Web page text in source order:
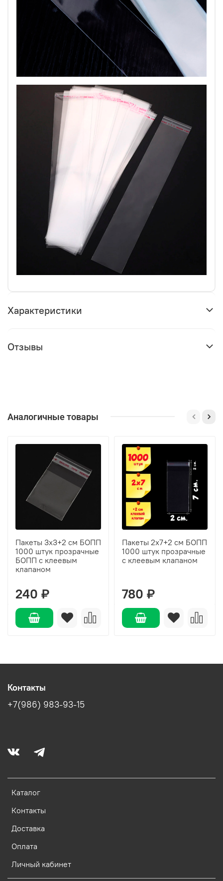
Характеристики
Отзывы
Аналогичные товары
Пакеты 3х3+2 см БОПП
1000 штук прозрачные
БОПП с клеевым
клапаном
240 ₽
Пакеты 2х7+2 см БОПП
1000 штук прозрачные
с клеевым клапаном
780 ₽
Каталог
Контакты
Доставка
Оплата
Личный кабинет
Контакты
+7(986) 983-93-15